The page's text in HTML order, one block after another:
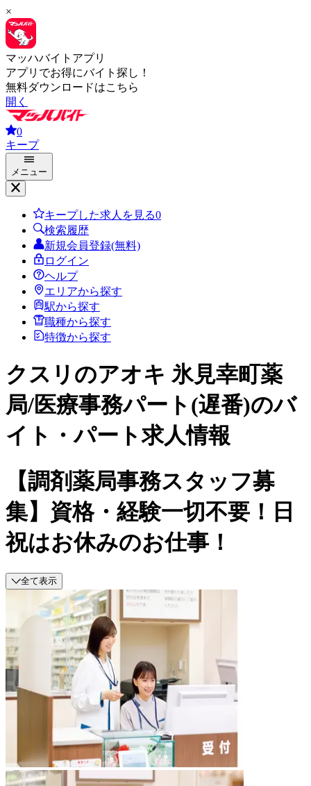
×
マッハバイトアプリ
アプリでお得にバイト探し！
無料ダウンロードはこちら
開く
0
キープ
メニュー
キープした求人を見る0
検索履歴
新規会員登録(無料)
ログイン
ヘルプ
エリアから探す
駅から探す
職種から探す
特徴から探す
クスリのアオキ 氷見幸町薬
局/医療事務パート(遅番)のバ
イト・パート求人情報
【調剤薬局事務スタッフ募
集】資格・経験一切不要！日
祝はお休みのお仕事！
全て表示